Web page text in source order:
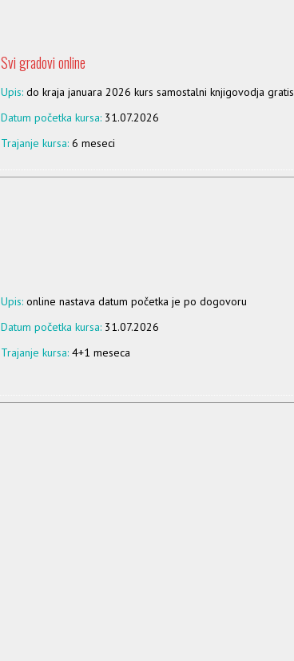
Svi gradovi online
Upis: do kraja januara 2026 kurs samostalni knjigovodja gratis
Datum početka kursa: 31.07.2026
Trajanje kursa: 6 meseci
Upis: online nastava datum početka je po dogovoru
Datum početka kursa: 31.07.2026
Trajanje kursa: 4+1 meseca